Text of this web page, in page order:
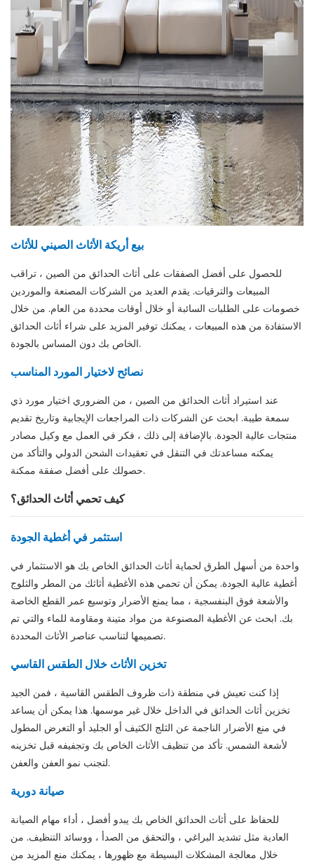
بيع أريكة الأثاث الصيني للأثاث
للحصول على أفضل الصفقات على أثاث الحدائق من الصين ، تراقب
المبيعات والترقيات. يقدم العديد من الشركات المصنعة والموردين
خصومات على الطلبات السائبة أو خلال أوقات محددة من العام. من خلال
الاستفادة من هذه المبيعات ، يمكنك توفير المزيد على شراء أثاث الحدائق
الخاص بك دون المساس بالجودة.
نصائح لاختيار المورد المناسب
عند استيراد أثاث الحدائق من الصين ، من الضروري اختيار مورد ذي
سمعة طيبة. ابحث عن الشركات ذات المراجعات الإيجابية وتاريخ تقديم
منتجات عالية الجودة. بالإضافة إلى ذلك ، فكر في العمل مع وكيل مصادر
يمكنه مساعدتك في التنقل في تعقيدات الشحن الدولي والتأكد من
حصولك على أفضل صفقة ممكنة.
كيف تحمي أثاث الحدائق؟
استثمر في أغطية الجودة
واحدة من أسهل الطرق لحماية أثاث الحدائق الخاص بك هو الاستثمار في
أغطية عالية الجودة. يمكن أن تحمي هذه الأغطية أثاثك من المطر والثلوج
والأشعة فوق البنفسجية ، مما يمنع الأضرار وتوسيع عمر القطع الخاصة
بك. ابحث عن الأغطية المصنوعة من مواد متينة ومقاومة للماء والتي تم
تصميمها لتناسب عناصر الأثاث المحددة.
تخزين الأثاث خلال الطقس القاسي
إذا كنت تعيش في منطقة ذات ظروف الطقس القاسية ، فمن الجيد
تخزين أثاث الحدائق في الداخل خلال غير موسمها. هذا يمكن أن يساعد
في منع الأضرار الناجمة عن الثلج الكثيف أو الجليد أو التعرض المطول
لأشعة الشمس. تأكد من تنظيف الأثاث الخاص بك وتجفيفه قبل تخزينه
لتجنب نمو العفن والعفن.
صيانة دورية
للحفاظ على أثاث الحدائق الخاص بك يبدو أفضل ، أداء مهام الصيانة
العادية مثل تشديد البراغي ، والتحقق من الصدأ ، ووسائد التنظيف. من
خلال معالجة المشكلات البسيطة مع ظهورها ، يمكنك منع المزيد من